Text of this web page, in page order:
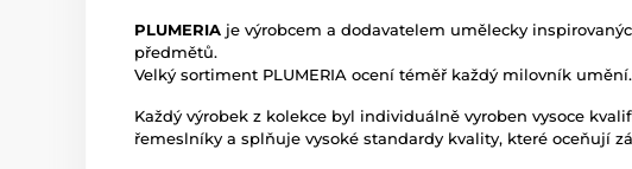
PLUMERIA je výrobcem a dodavatelem umělecky
předmětů.
Velký sortiment PLUMERIA ocení téměř každý milovník umění.
Každý výrobek z kolekce byl individuálně vyroben vysoce
řemeslníky a splňuje vysoké standardy kvality, které oceňují